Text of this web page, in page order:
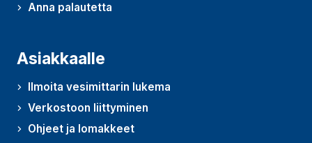
Anna palautetta
(Avautuu uudessa ikkunassa)
Asiakkaalle
Ilmoita vesimittarin lukema
Verkostoon liittyminen
Ohjeet ja lomakkeet